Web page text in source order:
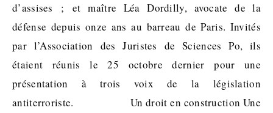
d’assises ; et maître Léa Dordilly, avocate de la
défense depuis onze ans au barreau de Paris. Invités
par l’Association des Juristes de Sciences Po, ils
étaient réunis le 25 octobre dernier pour une
présentation à trois voix de la législation
antiterroriste. Un droit en construction Une